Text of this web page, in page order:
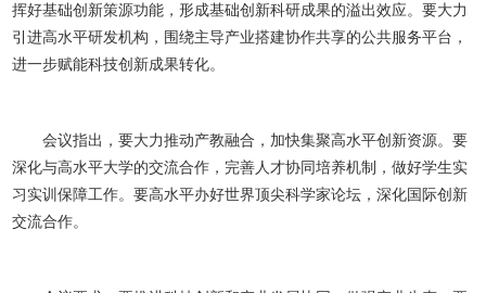
挥好基础创新策源功能，形成基础创新科研成果的溢出效应。要大力
引进高水平研发机构，围绕主导产业搭建协作共享的公共服务平台，
进一步赋能科技创新成果转化。
会议指出，要大力推动产教融合，加快集聚高水平创新资源。要
深化与高水平大学的交流合作，完善人才协同培养机制，做好学生实
习实训保障工作。要高水平办好世界顶尖科学家论坛，深化国际创新
交流合作。